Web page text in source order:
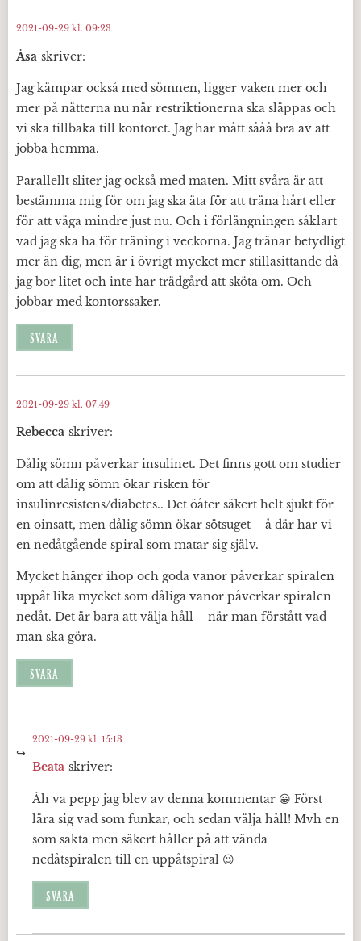
Åsa skriver:
2021-09-29 kl. 09:23
Jag kämpar också med sömnen, ligger vaken mer och
mer på nätterna nu när restriktionerna ska släppas och
vi ska tillbaka till kontoret. Jag har mått sååå bra av att
jobba hemma.
Parallellt sliter jag också med maten. Mitt svåra är att
bestämma mig för om jag ska äta för att träna hårt eller
för att väga mindre just nu. Och i förlängningen såklart
vad jag ska ha för träning i veckorna. Jag tränar betydligt
mer än dig, men är i övrigt mycket mer stillasittande då
jag bor litet och inte har trädgård att sköta om. Och
jobbar med kontorssaker.
SVARA
Rebecca skriver:
2021-09-29 kl. 07:49
Dålig sömn påverkar insulinet. Det finns gott om studier
om att dålig sömn ökar risken för
insulinresistens/diabetes.. Det öåter säkert helt sjukt för
en oinsatt, men dålig sömn ökar sötsuget – å där har vi
en nedåtgående spiral som matar sig själv.
Mycket hänger ihop och goda vanor påverkar spiralen
uppåt lika mycket som dåliga vanor påverkar spiralen
nedåt. Det är bara att välja håll – när man förstått vad
man ska göra.
SVARA
Beata skriver:
2021-09-29 kl. 15:13
Åh va pepp jag blev av denna kommentar 😀 Först
lära sig vad som funkar, och sedan välja håll! Mvh en
som sakta men säkert håller på att vända
nedåtspiralen till en uppåtspiral 😉
SVARA